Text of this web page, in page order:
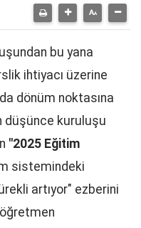
bu yana
ihtiyacı üzerine
dönüm noktasına
düşünce kuruluşu
"2025 Eğitim
sistemindeki
artıyor" ezberini